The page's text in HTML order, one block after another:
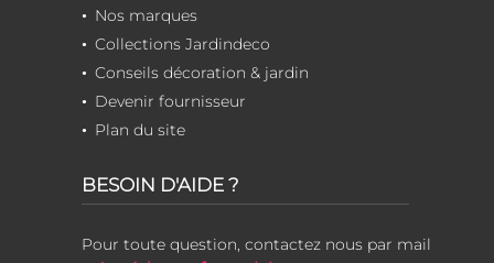
Nos marques
Collections Jardindeco
Conseils décoration & jardin
Devenir fournisseur
Plan du site
BESOIN D'AIDE ?
Pour toute question, contactez nous par mail